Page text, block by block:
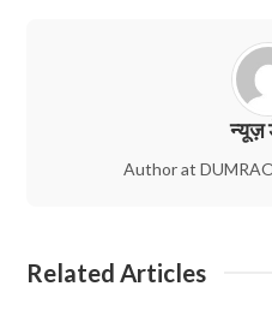
न्यूज़
Author at
Related Articles